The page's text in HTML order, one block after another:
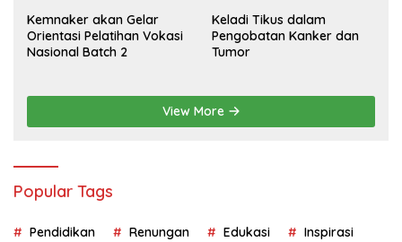
Kemnaker akan Gelar
Orientasi Pelatihan Vokasi
Nasional Batch 2
Keladi Tikus dalam
Pengobatan Kanker dan
Tumor
View More
Popular Tags
Pendidikan Renungan Edukasi Inspirasi